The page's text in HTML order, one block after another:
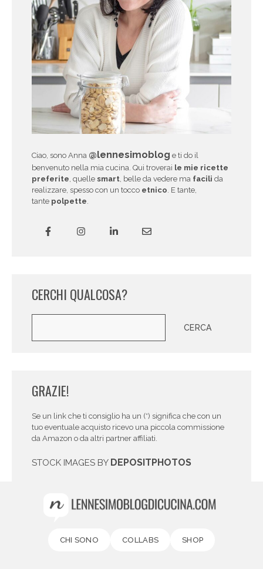
Ciao, sono Anna @lennesimoblog e ti do il
benvenuto nella mia cucina. Qui troverai le mie ricette
preferite , quelle smart , belle da vedere ma facili da
realizzare, spesso con un tocco etnico . E tante,
tante polpette
CERCHI QUALCOSA?
CERCA
GRAZIE!
Se un link che ti consiglio ha un (*) significa che con un
tuo eventuale acquisto ricevo una piccola commissione
da Amazon o da altri partner affiliati.
STOCK IMAGES BY DEPOSITPHOTOS
CHI SONO COLLABS SHOP